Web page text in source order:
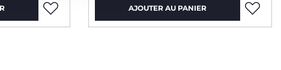
AJOUTER AU PANIER